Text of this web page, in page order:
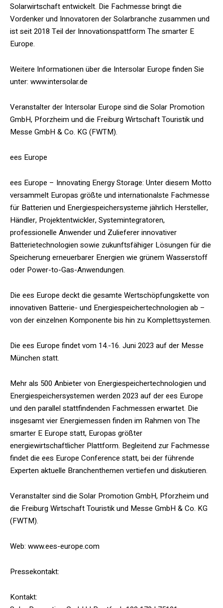
Solarwirtschaft entwickelt. Die Fachmesse bringt die
Vordenker und Innovatoren der Solarbranche zusammen und
ist seit 2018 Teil der Innovationspattform The smarter E
Europe.
Weitere Informationen über die Intersolar Europe finden Sie
unter: www.intersolar.de
Veranstalter der Intersolar Europe sind die Solar Promotion
GmbH, Pforzheim und die Freiburg Wirtschaft Touristik und
Messe GmbH & Co. KG (FWTM).
ees Europe
ees Europe – Innovating Energy Storage: Unter diesem Motto
versammelt Europas größte und internationalste Fachmesse
für Batterien und Energiespeichersysteme jährlich Hersteller,
Händler, Projektentwickler, Systemintegratoren,
professionelle Anwender und Zulieferer innovativer
Batterietechnologien sowie zukunftsfähiger Lösungen für die
Speicherung erneuerbarer Energien wie grünem Wasserstoff
oder Power-to-Gas-Anwendungen.
Die ees Europe deckt die gesamte Wertschöpfungskette von
innovativen Batterie- und Energiespeichertechnologien ab –
von der einzelnen Komponente bis hin zu Komplettsystemen.
Die ees Europe findet vom 14.-16. Juni 2023 auf der Messe
München statt.
Mehr als 500 Anbieter von Energiespeichertechnologien und
Energiespeichersystemen werden 2023 auf der ees Europe
und den parallel stattfindenden Fachmessen erwartet. Die
insgesamt vier Energiemessen finden im Rahmen von The
smarter E Europe statt, Europas größter
energiewirtschaftlicher Plattform. Begleitend zur Fachmesse
findet die ees Europe Conference statt, bei der führende
Experten aktuelle Branchenthemen vertiefen und diskutieren.
Veranstalter sind die Solar Promotion GmbH, Pforzheim und
die Freiburg Wirtschaft Touristik und Messe GmbH & Co. KG
(FWTM).
Web: www.ees-europe.com
Pressekontakt:
Kontakt: